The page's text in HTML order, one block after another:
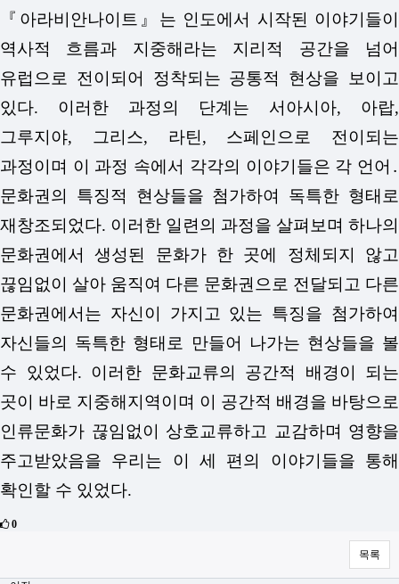
『아라비안나이트』는 인도에서 시작된 이야기들이
역사적 흐름과 지중해라는 지리적 공간을 넘어
유럽으로 전이되어 정착되는 공통적 현상을 보이고
있다. 이러한 과정의 단계는 서아시아, 아랍,
그루지야, 그리스, 라틴, 스페인으로 전이되는
과정이며 이 과정 속에서 각각의 이야기들은 각 언어․
문화권의 특징적 현상들을 첨가하여 독특한 형태로
재창조되었다. 이러한 일련의 과정을 살펴보며 하나의
문화권에서 생성된 문화가 한 곳에 정체되지 않고
끊임없이 살아 움직여 다른 문화권으로 전달되고 다른
문화권에서는 자신이 가지고 있는 특징을 첨가하여
자신들의 독특한 형태로 만들어 나가는 현상들을 볼
수 있었다. 이러한 문화교류의 공간적 배경이 되는
곳이 바로 지중해지역이며 이 공간적 배경을 바탕으로
인류문화가 끊임없이 상호교류하고 교감하며 영향을
주고받았음을 우리는 이 세 편의 이야기들을 통해
확인할 수 있었다.
0
목록